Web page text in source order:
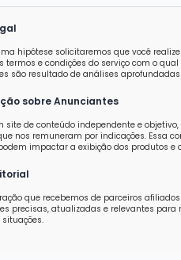
hipótese solicitaremos que você
termos e condições do serviço com o
são resultado de análises
sobre Anunciantes
site de conteúdo independente e
nos remuneram por indicações. Essa
impactar a exibição dos produtos e
que recebemos de parceiros
precisas, atualizadas e relevantes